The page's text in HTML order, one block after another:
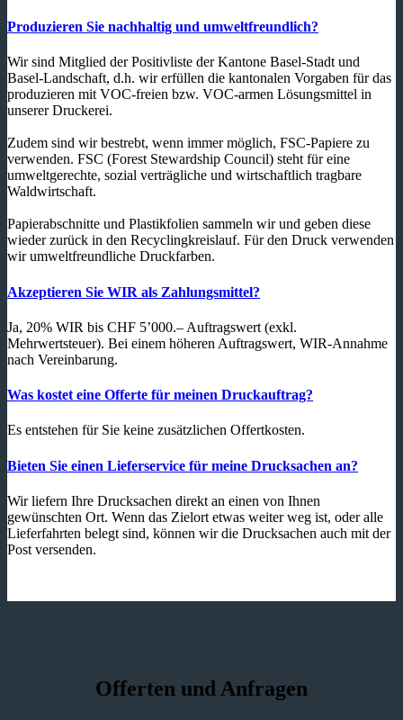
Produzieren Sie nachhaltig und umweltfreundlich?
Wir sind Mitglied der Positivliste der Kantone Basel-Stadt und
Basel-Landschaft, d.h. wir erfüllen die kantonalen Vorgaben für das
produzieren mit VOC-freien bzw. VOC-armen Lösungsmittel in
unserer Druckerei.
Zudem sind wir bestrebt, wenn immer möglich, FSC-Papiere zu
verwenden. FSC (Forest Stewardship Council) steht für eine
umweltgerechte, sozial verträgliche und wirtschaftlich tragbare
Waldwirtschaft.
Papierabschnitte und Plastikfolien sammeln wir und geben diese
wieder zurück in den Recyclingkreislauf. Für den Druck verwenden
wir umweltfreundliche Druckfarben.
Akzeptieren Sie WIR als Zahlungsmittel?
Ja, 20% WIR bis CHF 5’000.– Auftragswert (exkl.
Mehrwertsteuer). Bei einem höheren Auftragswert, WIR-Annahme
nach Vereinbarung.
Was kostet eine Offerte für meinen Druckauftrag?
Es entstehen für Sie keine zusätzlichen Offertkosten.
Bieten Sie einen Lieferservice für meine Drucksachen an?
Wir liefern Ihre Drucksachen direkt an einen von Ihnen
gewünschten Ort. Wenn das Zielort etwas weiter weg ist, oder alle
Lieferfahrten belegt sind, können wir die Drucksachen auch mit der
Post versenden.
Offerten und Anfragen